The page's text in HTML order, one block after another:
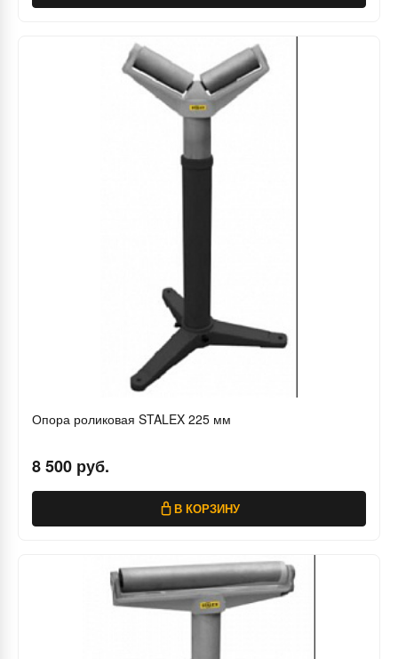
Опора роликовая STALEX 225 мм
8 500 руб.
В КОРЗИНУ